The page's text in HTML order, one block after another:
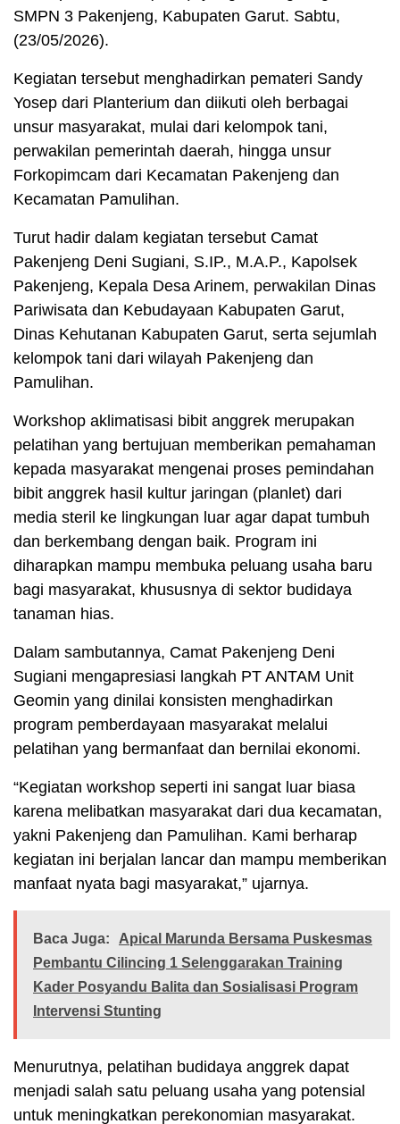
SMPN 3 Pakenjeng, Kabupaten Garut. Sabtu,
(23/05/2026).
Kegiatan tersebut menghadirkan pemateri Sandy
Yosep dari Planterium dan diikuti oleh berbagai
unsur masyarakat, mulai dari kelompok tani,
perwakilan pemerintah daerah, hingga unsur
Forkopimcam dari Kecamatan Pakenjeng dan
Kecamatan Pamulihan.
Turut hadir dalam kegiatan tersebut Camat
Pakenjeng Deni Sugiani, S.IP., M.A.P., Kapolsek
Pakenjeng, Kepala Desa Arinem, perwakilan Dinas
Pariwisata dan Kebudayaan Kabupaten Garut,
Dinas Kehutanan Kabupaten Garut, serta sejumlah
kelompok tani dari wilayah Pakenjeng dan
Pamulihan.
Workshop aklimatisasi bibit anggrek merupakan
pelatihan yang bertujuan memberikan pemahaman
kepada masyarakat mengenai proses pemindahan
bibit anggrek hasil kultur jaringan (planlet) dari
media steril ke lingkungan luar agar dapat tumbuh
dan berkembang dengan baik. Program ini
diharapkan mampu membuka peluang usaha baru
bagi masyarakat, khususnya di sektor budidaya
tanaman hias.
Dalam sambutannya, Camat Pakenjeng Deni
Sugiani mengapresiasi langkah PT ANTAM Unit
Geomin yang dinilai konsisten menghadirkan
program pemberdayaan masyarakat melalui
pelatihan yang bermanfaat dan bernilai ekonomi.
“Kegiatan workshop seperti ini sangat luar biasa
karena melibatkan masyarakat dari dua kecamatan,
yakni Pakenjeng dan Pamulihan. Kami berharap
kegiatan ini berjalan lancar dan mampu memberikan
manfaat nyata bagi masyarakat,” ujarnya.
Baca Juga:
Apical Marunda Bersama Puskesmas
Pembantu Cilincing 1 Selenggarakan Training
Kader Posyandu Balita dan Sosialisasi Program
Intervensi Stunting
Menurutnya, pelatihan budidaya anggrek dapat
menjadi salah satu peluang usaha yang potensial
untuk meningkatkan perekonomian masyarakat.